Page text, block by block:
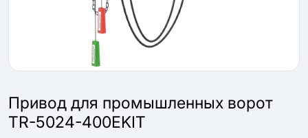
Привод для промышленных ворот
TR-5024-400EKIT